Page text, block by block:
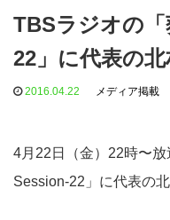
TBSラジオの
22」に代表の
2016.04.22 メディア掲載
4月22日（金）22時〜
Session-22」に代表の